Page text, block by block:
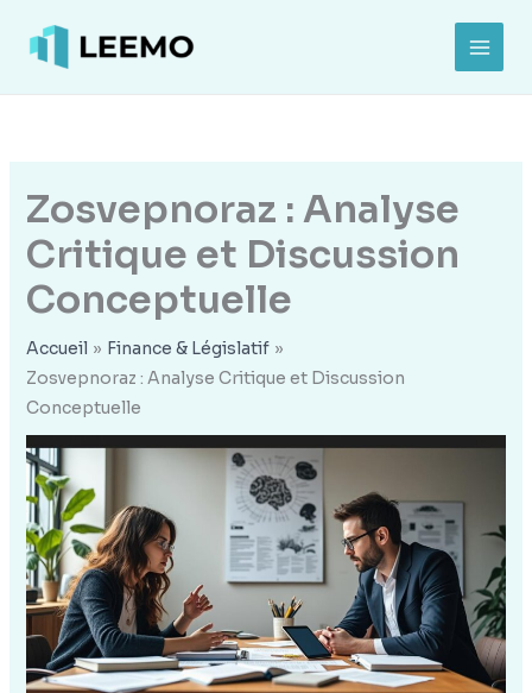
contenu
Zosvepnoraz : Analyse
Critique et Discussion
Conceptuelle
Accueil
Finance & Législatif
Zosvepnoraz : Analyse Critique et Discussion
Conceptuelle